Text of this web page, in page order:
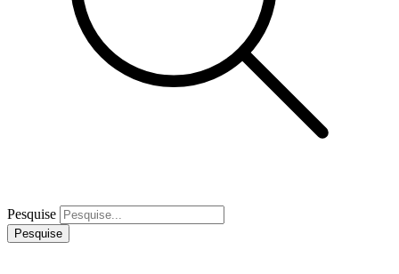
Pesquise
Pesquise